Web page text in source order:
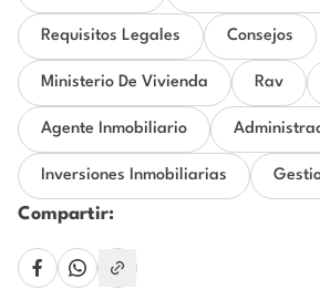
Requisitos Legales Consejos
Ministerio De Vivienda Rav
Agente Inmobiliario
Inversiones Inmobiliarias
Compartir: